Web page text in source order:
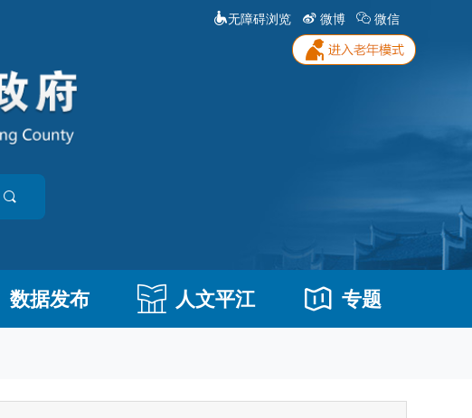
无障碍浏览 微博 微信
数据发布 人文平江 专题